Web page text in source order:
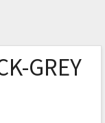
GREY